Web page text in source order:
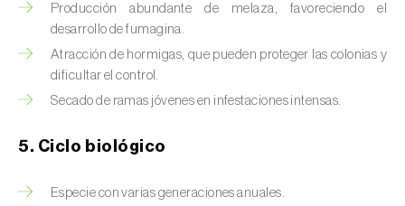
Capua de los frutos (
Cecidomía destructora (Mayetiola
destructor)
quadridens )
Ceutorrinco de los nabos (Ceutorhynchus
Producción abundante de melaza, favoreciendo el
desarrollo de fumagina.
Atracción de hormigas, que pueden proteger las colonias y
dificultar el control.
Secado de ramas jóvenes en infestaciones intensas.
5. Ciclo biológico
Especie con varias generaciones anuales.